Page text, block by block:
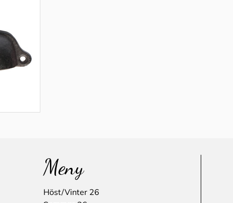
Meny
Höst/Vinter 26